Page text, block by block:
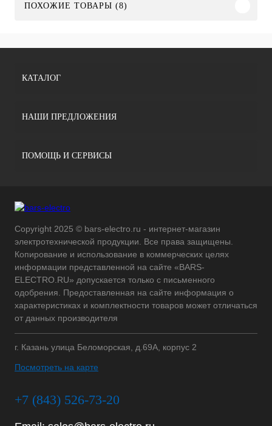
ПОХОЖИЕ ТОВАРЫ (8)
КАТАЛОГ
НАШИ ПРЕДЛОЖЕНИЯ
ПОМОЩЬ И СЕРВИСЫ
Copyright 2025 © bars-electro.ru - интернет-магазин
электротехнической продукции. Все права защищены.
Копирование и использование в коммерческих целях
информации представленной на сайте «BARS-
ELECTRO.RU» допускается только с письменного
одобрения. Предоставленная на сайте информация о
характеристиках и комплектности товаров может отличаться
от данных производителя
г. Казань улица Беломорская, д.69А, корпус 2
Посмотреть на карте
+7 (843) 526-73-20